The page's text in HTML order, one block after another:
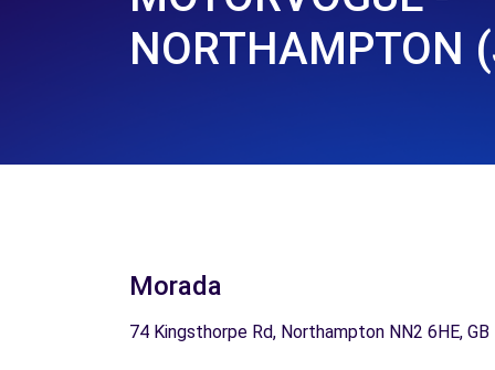
NORTHAMPTON
Morada
74 Kingsthorpe Rd, Northampton NN2 6HE, GB